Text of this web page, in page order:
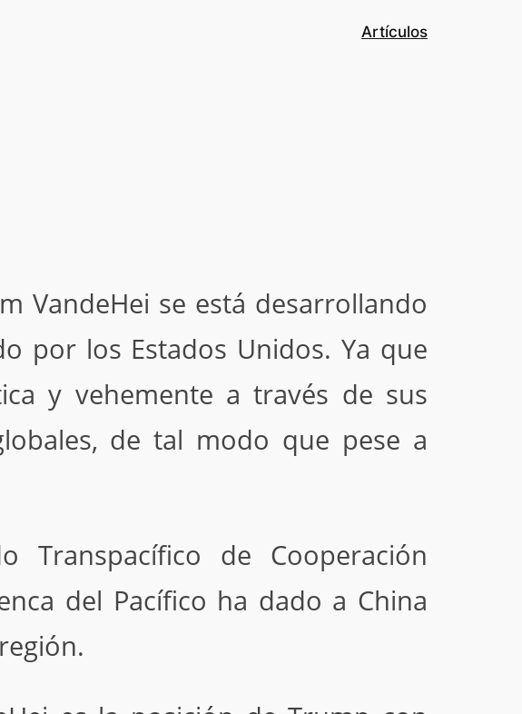
Artículos
VandeHei se está desarrollando
por los Estados Unidos. Ya que
y vehemente a través de sus
de tal modo que pese a
Transpacífico de Cooperación
del Pacífico ha dado a China